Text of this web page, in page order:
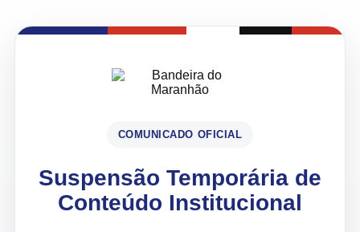
COMUNICADO OFICIAL
Suspensão Temporária de
Conteúdo Institucional